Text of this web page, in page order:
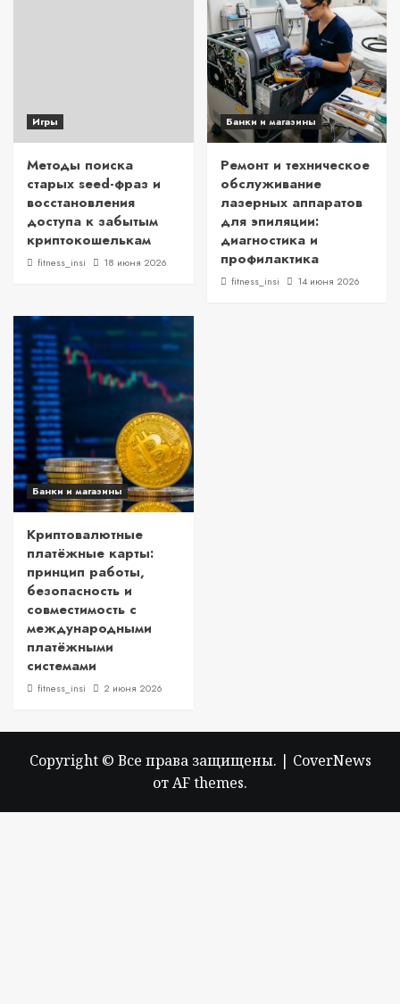
Игры
Методы поиска
старых seed-фраз и
восстановления
доступа к забытым
криптокошелькам
fitness_insi 18 июня 2026
Банки и магазины
Ремонт и техническое
обслуживание
лазерных аппаратов
для эпиляции:
диагностика и
профилактика
fitness_insi 14 июня 2026
Банки и магазины
Криптовалютные
платёжные карты:
принцип работы,
безопасность и
совместимость с
международными
платёжными
системами
fitness_insi 2 июня 2026
Copyright © Все права защищены. | CoverNews
от AF themes.